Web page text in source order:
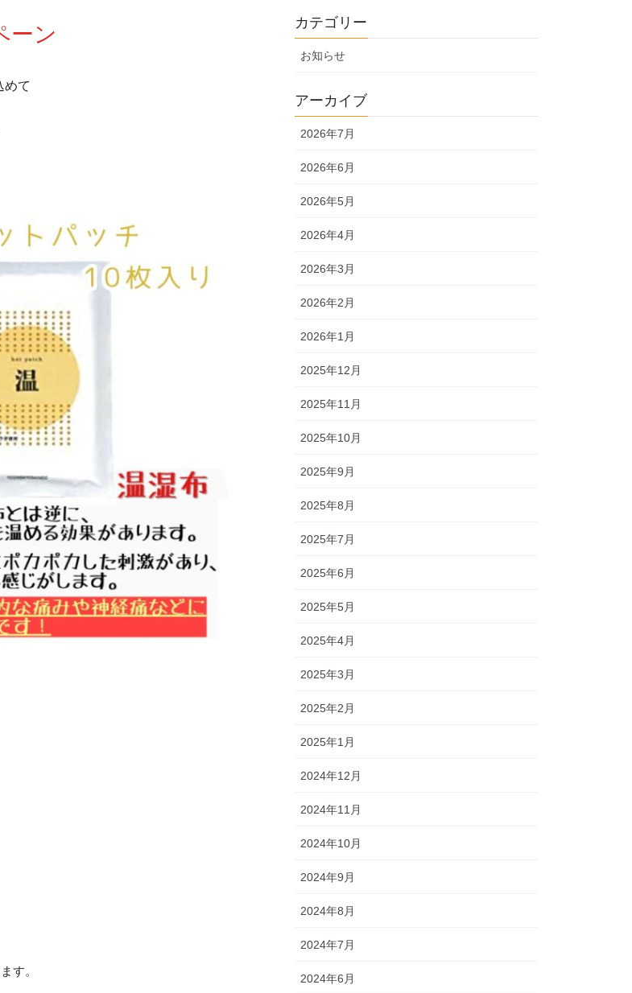
ン
めて
す。
カテゴリー
お知らせ
アーカイブ
2026年7月
2026年6月
2026年5月
2026年4月
2026年3月
2026年2月
2026年1月
2025年12月
2025年11月
2025年10月
2025年9月
2025年8月
2025年7月
2025年6月
2025年5月
2025年4月
2025年3月
2025年2月
2025年1月
2024年12月
2024年11月
2024年10月
2024年9月
2024年8月
2024年7月
2024年6月